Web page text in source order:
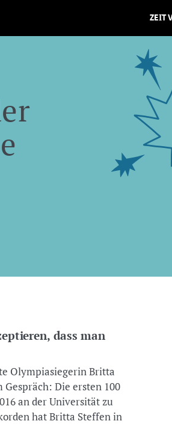
ZEIT
dass man
Olympiasiegerin Britta
Gespräch: Die ersten 100
an der Universität zu
hat Britta Steffen in